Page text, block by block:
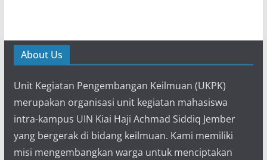
About Us
Unit Kegiatan Pengembangan Keilmuan (UKPK)
merupakan organisasi unit kegiatan mahasiswa
intra-kampus UIN Kiai Haji Achmad Siddiq Jember
yang bergerak di bidang keilmuan. Kami memiliki
misi mengembangkan warga untuk menciptakan